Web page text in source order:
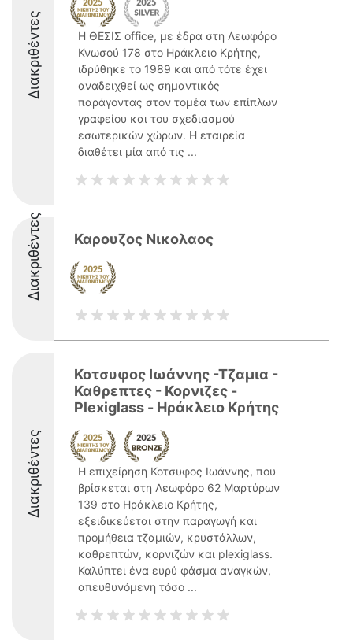
Διακριθέντες
Η ΘΕΣΙΣ οffice, με έδρα στη Λεωφόρο
Κνωσού 178 στο Ηράκλειο Κρήτης,
ιδρύθηκε το 1989 και από τότε έχει
αναδειχθεί ως σημαντικός
παράγοντας στον τομέα των επίπλων
γραφείου και του σχεδιασμού
εσωτερικών χώρων. Η εταιρεία
διαθέτει μία από τις ...
Διακριθέντες Καρουζος Νικολαος
Διακριθέντες
Κοτσυφος Ιωάννης -Τζαμια -
Καθρεπτες - Κορνιζες -
Plexiglass - Ηράκλειο Κρήτης
Η επιχείρηση Κοτσυφος Ιωάννης, που
βρίσκεται στη Λεωφόρο 62 Μαρτύρων
139 στο Ηράκλειο Κρήτης,
εξειδικεύεται στην παραγωγή και
προμήθεια τζαμιών, κρυστάλλων,
καθρεπτών, κορνιζών και plexiglass.
Καλύπτει ένα ευρύ φάσμα αναγκών,
απευθυνόμενη τόσο ...